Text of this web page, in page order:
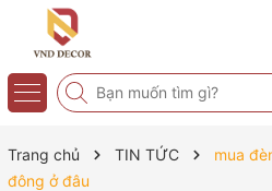
Trang chủ TIN TỨC
mua
đông ở đâu